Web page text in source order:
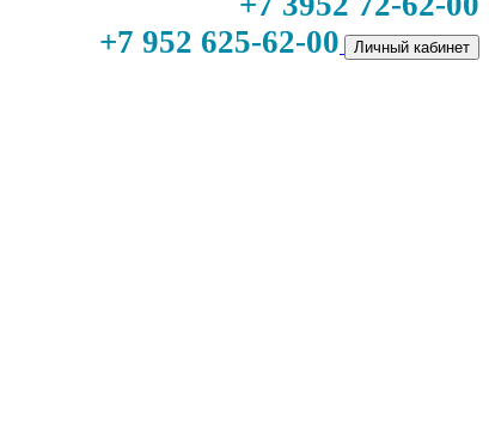
+7 952 625-62-00
Личный кабинет